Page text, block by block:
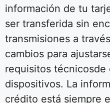
información de tu
ser transferida sin
transmisiones a
cambios para
requisitos
dispositivos. La
crédito está siempre